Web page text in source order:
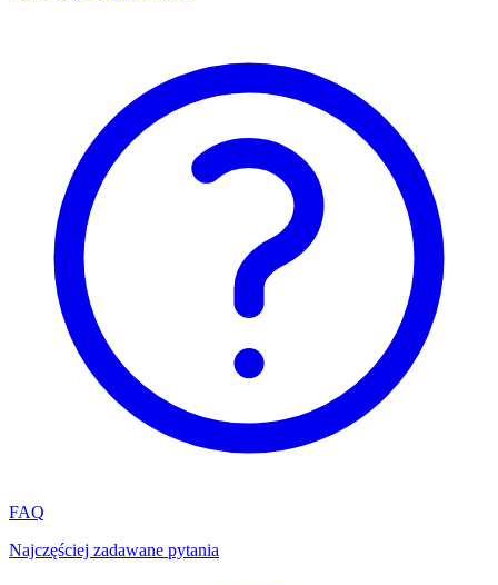
FAQ
Najczęściej zadawane pytania